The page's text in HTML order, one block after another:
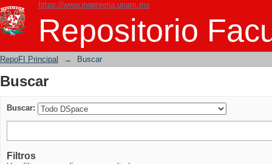
https://www.ingenieria.unam.mx
Repositorio
Buscar
RepoFI Principal → Buscar
Buscar
Buscar:
Filtros